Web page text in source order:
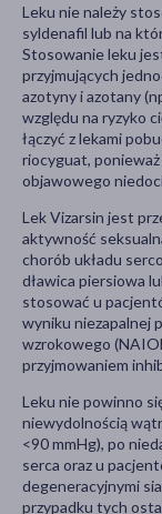
Leku nie należy
syldenafil lub na
Stosowanie leku
przyjmujących
azotyny i azotany
względu na ryzyko
łączyć z lekami
riocyguat,
objawowego
Lek Vizarsin jest
aktywność
chorób układu
dławica piersiowa
stosować u
wyniku niezapalnej
wzrokowego
przyjmowaniem
Leku nie powinno
niewydolnością
<90 mmHg), po
serca oraz u
degeneracyjnymi
przypadku tych